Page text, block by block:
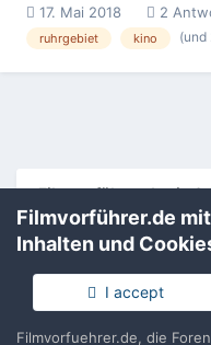
Kino im Ruhrgebiet.
unterschiedlichen
17. Mai 2018 2
ruhrgebiet kino (und
Filmvorführer.de via
Sprache
Filmvorführer.de
Inhalten und
I accept
Filmvorfuehrer.de, die